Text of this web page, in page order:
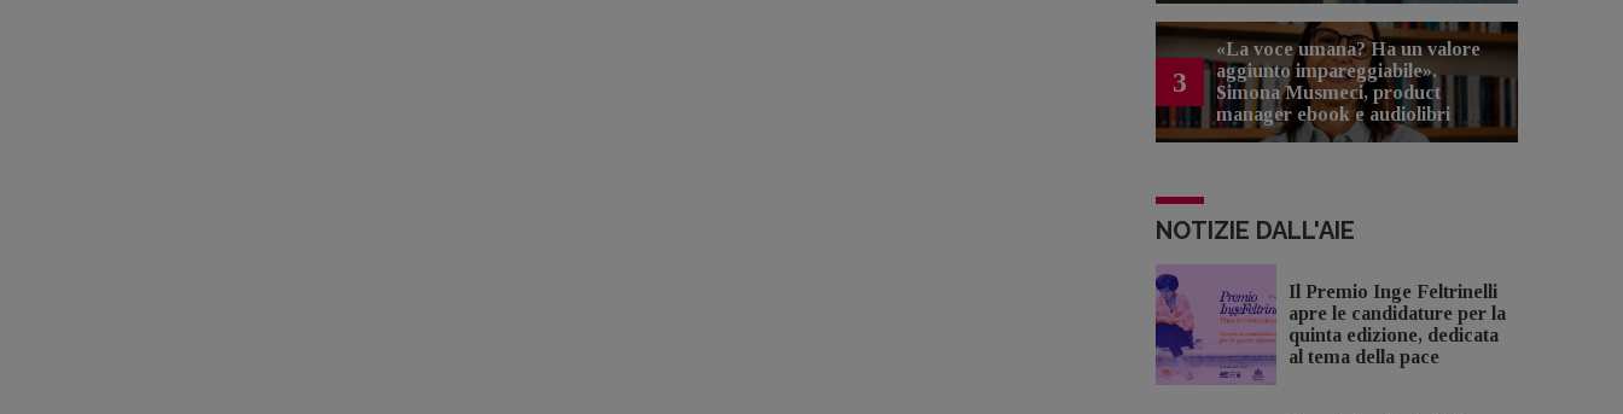
3
«La voce umana? Ha un valore
aggiunto impareggiabile».
Simona Musmeci, product
manager ebook e audiolibri
NOTIZIE DALL'AIE
Il Premio Inge Feltrinelli
apre le candidature per la
quinta edizione, dedicata
al tema della pace